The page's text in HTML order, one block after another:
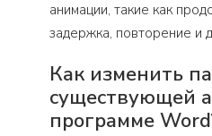
анимации, такие как
задержка, повторение и
Как изменить
существующей
программе